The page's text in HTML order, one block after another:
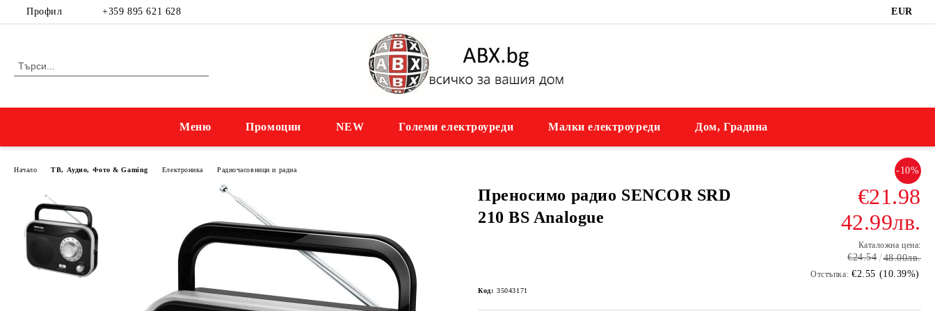
Профил +359 895 621 628 EUR
Меню Промоции NEW Големи електроуреди Малки електроуреди Дом, Градина
Начало ТВ, Аудио, Фото & Gaming Електроника Радиочасовници и радиа
Преносимо радио SENCOR SRD
210 BS Analogue
-10%
€21.98
42.99лв.
Каталожна цена:
€24.54 48.00лв.
Отстъпка: €2.55 (10.39%)
Код: 35043171